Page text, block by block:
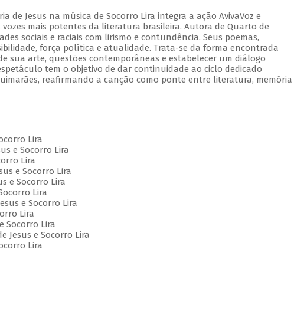
de Jesus na música de Socorro Lira integra a ação AvivaVoz e
mais potentes da literatura brasileira. Autora de Quarto de
sociais e raciais com lirismo e contundência. Seus poemas,
força política e atualidade. Trata-se da forma encontrada
sua arte, questões contemporâneas e estabelecer um diálogo
tem o objetivo de dar continuidade ao ciclo dedicado
reafirmando a canção como ponte entre literatura, memória
Lira
e Socorro Lira
Lira
e Socorro Lira
e Socorro Lira
Lira
e Socorro Lira
Lira
Socorro Lira
Jesus e Socorro Lira
Lira